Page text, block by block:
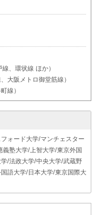
、環状線 ほか）
大阪メトロ御堂筋線）
線）
ォード大学/マンチェスター
塾大学/上智大学/東京外国
/法政大学/中央大学/武蔵野
語大学/日本大学/東京国際大